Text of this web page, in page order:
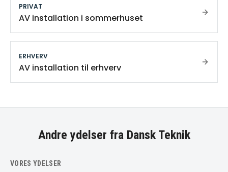
PRIVAT
AV installation i sommerhuset
ERHVERV
AV installation til erhverv
Andre ydelser fra Dansk Teknik
VORES YDELSER